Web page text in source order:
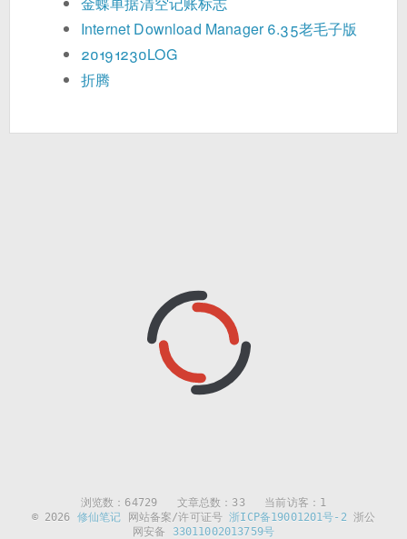
Internet Download Manager 6.35老毛子版
20191230LOG
折腾
浏览数： 64729 文章总数：33 当前访客：1
© 2026 修仙笔记 网站备案/许可证号浙ICP备19001201号-2 浙公
网安备 33011002013759号